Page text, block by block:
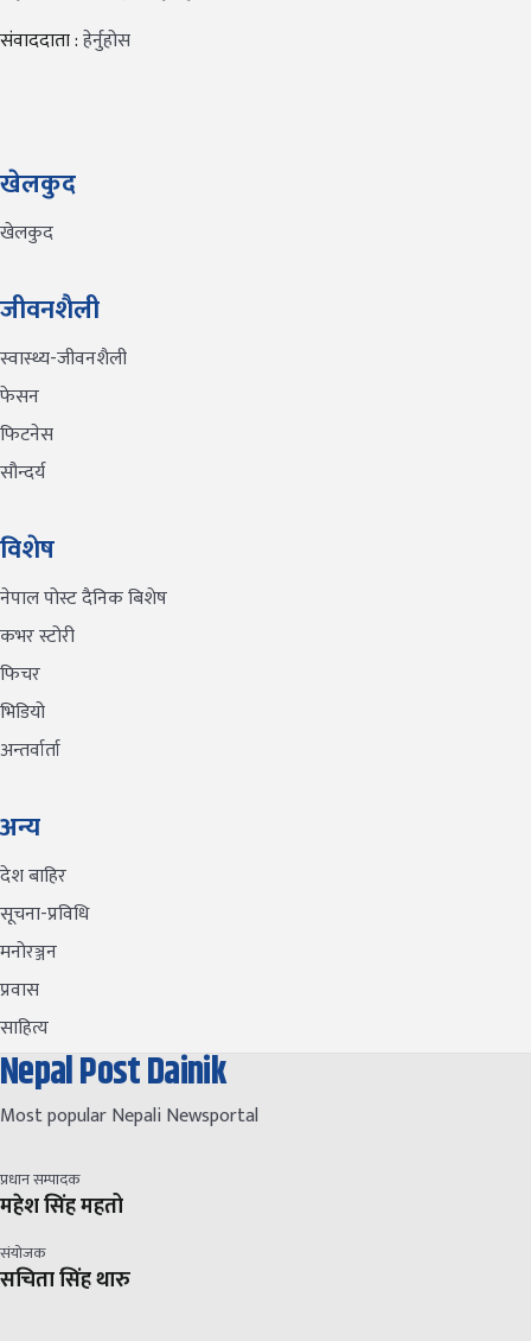
संवाददाता :हेर्नुहोस
खेलकुद
खेलकुद
जीवनशैली
स्वास्थ्य-जीवनशैली
फेसन
फिटनेस
सौन्दर्य
विशेष
नेपाल पोस्ट दैनिक बिशेष
कभर स्टोरी
फिचर
भिडियो
अन्तर्वार्ता
अन्य
देश बाहिर
सूचना-प्रविधि
मनोरञ्जन
प्रवास
साहित्य
Nepal Post Dainik
Most popular Nepali Newsportal
प्रधान सम्पादक
महेश सिंह महतो
संयोजक
सचिता सिंह थारु